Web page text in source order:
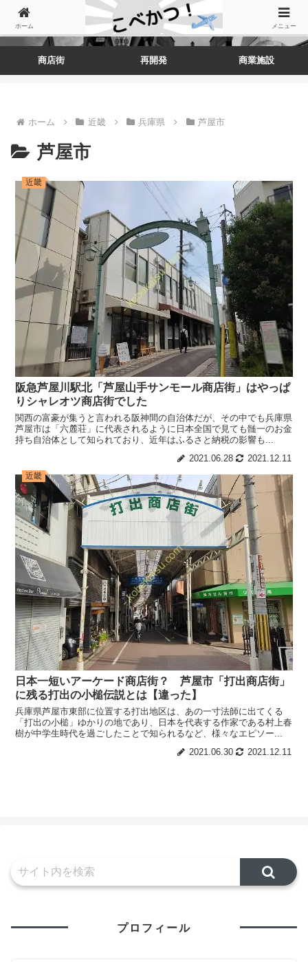
商店街 再開発 商業施設
ホーム 近畿 兵庫県 芦屋市
芦屋市
近畿
阪急芦屋川駅北「芦屋山手サンモール商店街」はやっぱ
りシャレオツ商店街でした
関西の富豪が集うと言われる阪神間の自治体だが、その中でも兵庫県
芦屋市は「六麓荘」に代表されるように日本全国で見ても髄一のお金
持ち自治体として知られており、近年はふるさと納税の影響も...
2021.06.28
2021.12.11
近畿
日本一短いアーケード商店街？ 芦屋市「打出商店街」
に残る打出の小槌伝説とは【違った】
兵庫県芦屋市東部に位置する打出地区は、あの一寸法師に出てくる
「打出の小槌」ゆかりの地であり、日本を代表する作家である村上春
樹が中学生時代を過ごしたことで知られるなど、様々なエピソー...
2021.06.30
2021.12.11
プロフィール
ホーム メニュー